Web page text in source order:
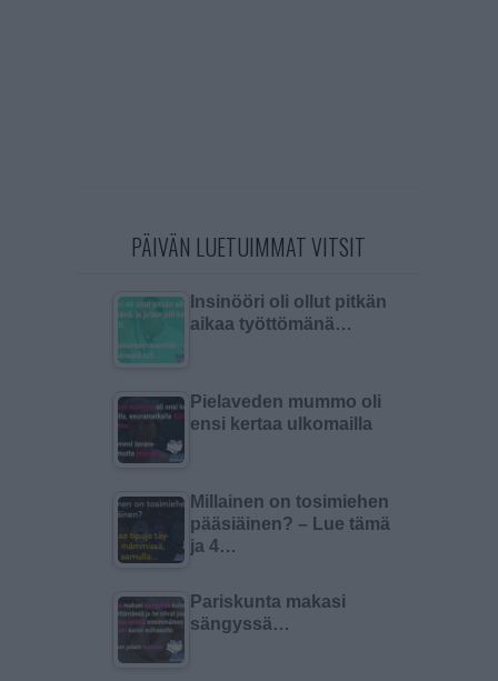
PÄIVÄN LUETUIMMAT VITSIT
Insinööri oli ollut pitkän
aikaa työttömänä…
Pielaveden mummo oli
ensi kertaa ulkomailla
Millainen on tosimiehen
pääsiäinen? – Lue tämä
ja 4…
Pariskunta makasi
sängyssä…